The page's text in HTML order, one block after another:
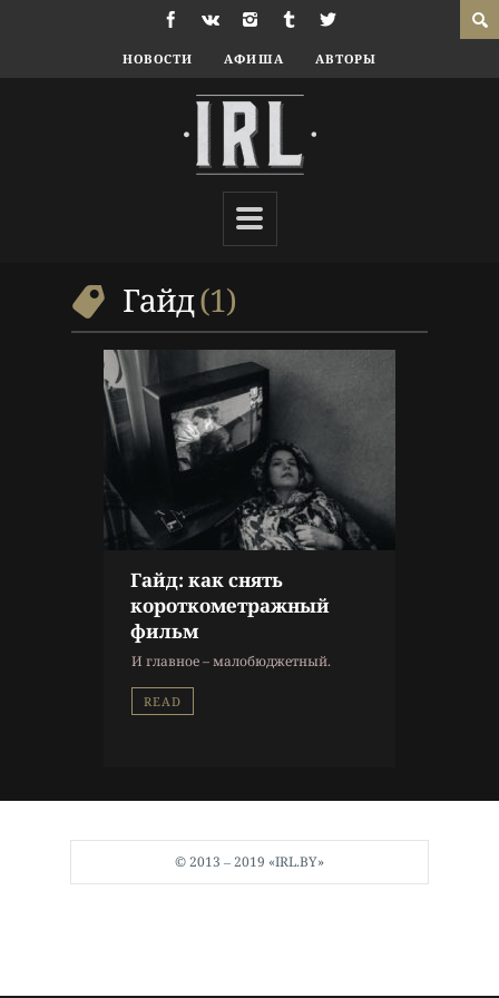
НОВОСТИ АФИША АВТОРЫ
Гайд 1
8 г. назад
,Люди
Гайд: как снять
короткометражный
фильм
И главное – малобюджетный.
READ
© 2013 ‒ 2019 «IRL.BY»